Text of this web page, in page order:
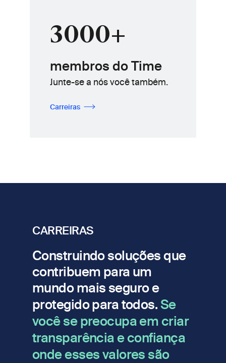
3000+
membros do Time
Junte-se a nós você também.
Carreiras
CARREIRAS
Construindo soluções que
contribuem para um
mundo mais seguro e
protegido para todos.Se
você se preocupa em criar
transparência e confiança
onde esses valores são